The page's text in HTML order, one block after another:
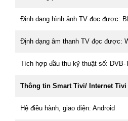
Định dạng hình ảnh TV đọc được:
Định dạng âm thanh TV đọc được:
Tích hợp đầu thu kỹ thuật số: DVB-
Thông tin Smart Tivi/ Internet Tivi
Hệ điều hành, giao diện: Android